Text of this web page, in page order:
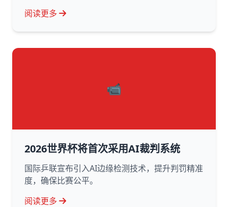
阅读更多
📹
2026世界杯将首次采用AI裁判系统
国际乒联宣布引入AI边缘检测技术，提升判罚精准
度，确保比赛公平。
阅读更多